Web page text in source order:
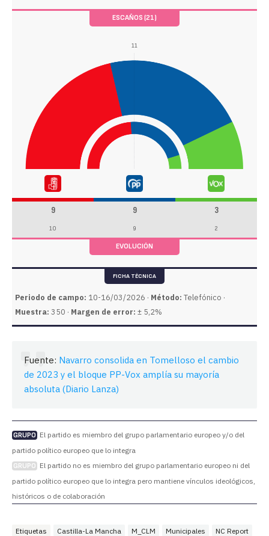
ESCAÑOS (21)
11
9 9 3
10 9 2
EVOLUCIÓN
FICHA TÉCNICA
Periodo de campo: 10-16/03/2026 · Método: Telefónico ·
Muestra: 350 · Margen de error: ± 5,2%
Fuente: Navarro consolida en Tomelloso el cambio
de 2023 y el bloque PP-Vox amplía su mayoría
absoluta (Diario Lanza)
GRUPO El partido es miembro del grupo parlamentario europeo y/o del
partido político europeo que lo integra
GRUPO El partido no es miembro del grupo parlamentario europeo ni del
partido político europeo que lo integra pero mantiene vínculos ideológicos,
históricos o de colaboración
Etiquetas Castilla-La Mancha M_CLM Municipales
NC Report